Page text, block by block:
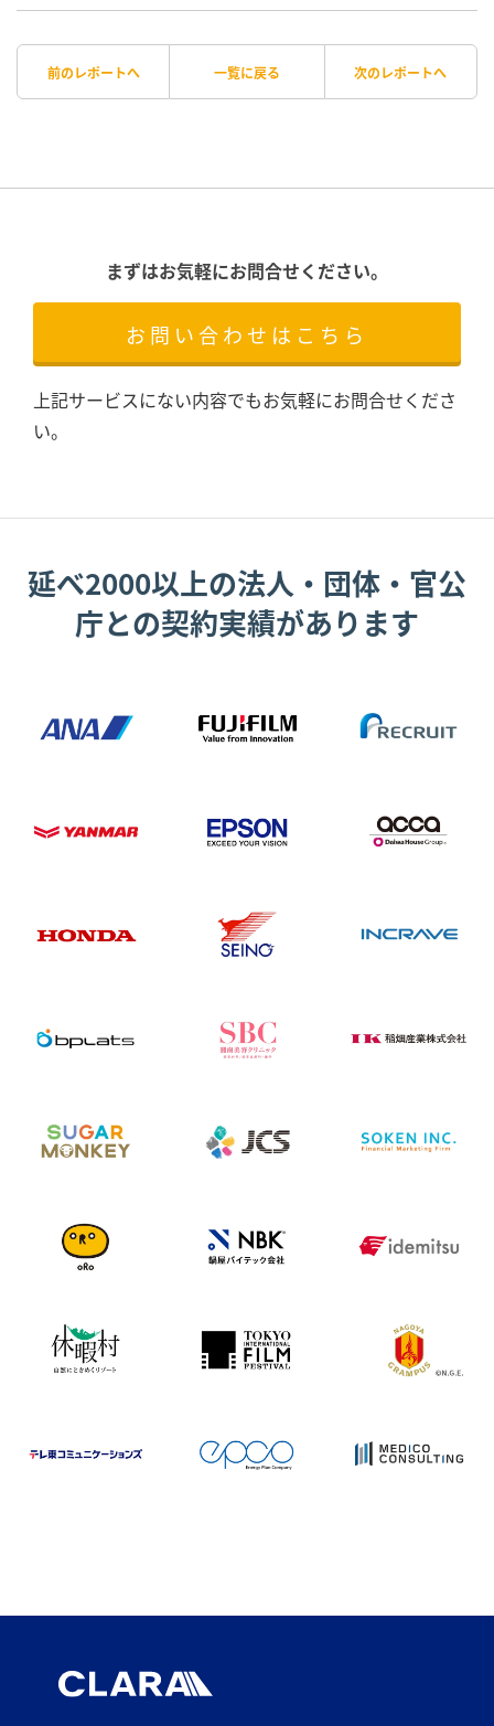
前のレポートへ 一覧に戻る 次のレポートへ
まずはお気軽にお問合せください。
お問い合わせはこちら
上記サービスにない内容でもお気軽にお問合せくださ
い。
延べ2000以上の法人・団体・官公
庁との契約実績があります